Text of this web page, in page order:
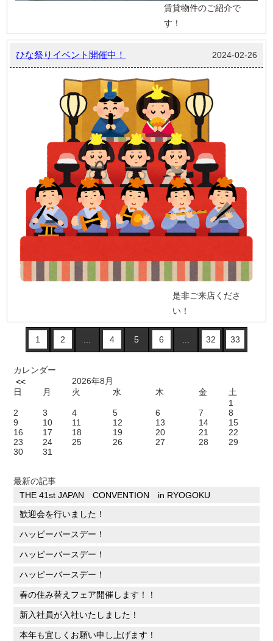
賃貸物件のご紹介で
す！
ひな祭りイベント開催中！ 2024-02-26
是非ご来店くださ
い！
1 2 ... 4 5 6 ... 32 33
カレンダー
<<
2026年8月
日
月 火 水 木 金
土
1
2
3 4 5 6 7
8
9
10 11 12 13 14
15
16
17 18 19 20 21
22
23
24 25 26 27 28
29
30
31
最新の記事
THE 41st JAPAN CONVENTION in RYOGOKU
歓迎会を行いました！
ハッピーバースデー！
ハッピーバースデー！
ハッピーバースデー！
春の住み替えフェア開催します！！
新入社員が入社いたしました！
本年も宜しくお願い申し上げます！